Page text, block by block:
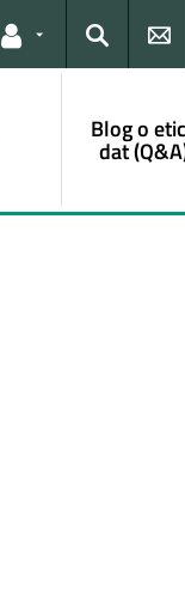
Odkazy pro uživatele
Hledat
Blog o
dat